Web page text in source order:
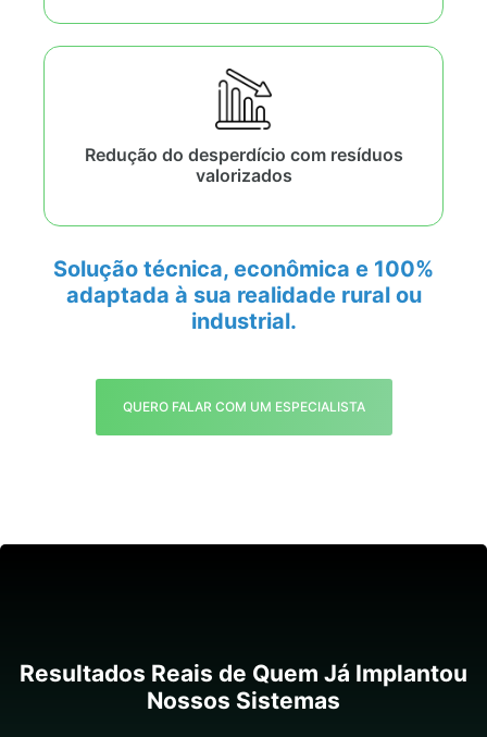
Redução do desperdício com resíduos
valorizados
Solução técnica, econômica e 100%
adaptada à sua realidade rural ou
industrial.
QUERO FALAR COM UM ESPECIALISTA
Resultados Reais de Quem Já Implantou
Nossos Sistemas